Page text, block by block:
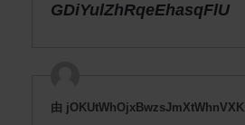
GDiYulZhRqeEhasqFlU
由 jOKUtWhOjxBwzsJmXtWhnVXK